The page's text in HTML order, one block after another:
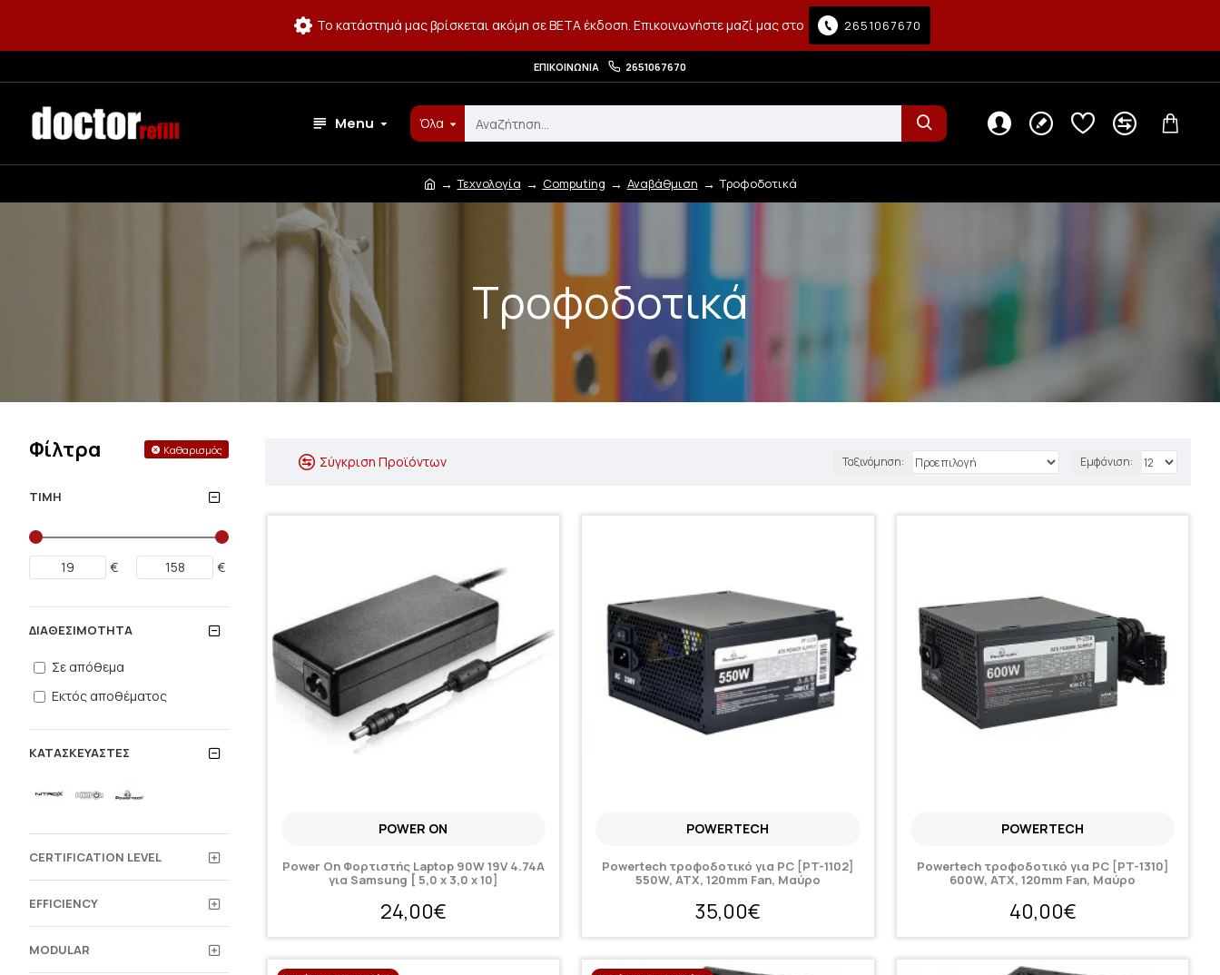
Το κατάστημά μας βρίσκεται ακόμη σε BETA έκδοση. Επικοινωνήστε μαζί μας στο 2651067670
ΕΠΙΚΟΙΝΩΝΊΑ 2651067670
Menu Όλα
Τεχνολογία Computing Αναβάθμιση Τροφοδοτικά
Τροφοδοτικά
Φίλτρα Καθαρισμός
ΤΙΜΉ
€ €
ΚΑΤΑΣΚΕΥΑΣΤΈΣ
CERTIFICATION LEVEL
EFFICIENCY
MODULAR
ΔΙΑΘΕΣΙΜΌΤΗΤΑ
Σε απόθεμα
Εκτός αποθέματος
Σύγκριση Προϊόντων Ταξινόμηση: Εμφάνιση:
POWER ON
Power On Φορτιστής Laptop 90W 19V 4.74A
για Samsung [ 5,0 x 3,0 x 10]
24,00€
POWERTECH
Powertech τροφοδοτικό για PC [PT-1102]
550W, ATX, 120mm Fan, Μαύρο
35,00€
POWERTECH
Powertech τροφοδοτικό για PC [PT-1310]
600W, ATX, 120mm Fan, Μαύρο
40,00€